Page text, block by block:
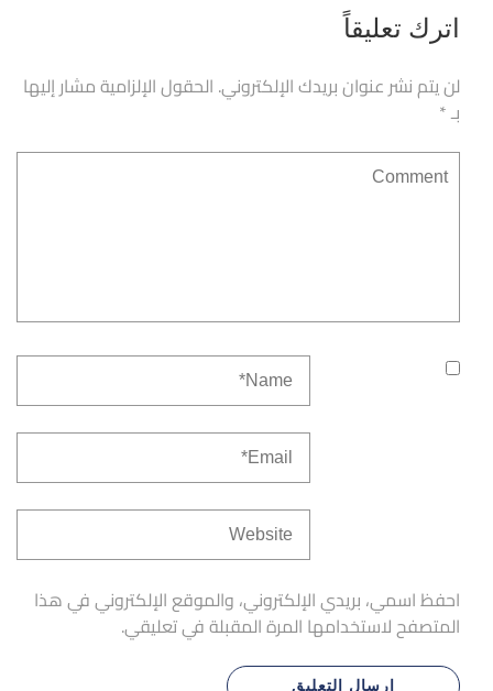
اترك تعليقاً
لن يتم نشر عنوان بريدك الإلكتروني. الحقول الإلزامية مشار إليها
بـ*
احفظ اسمي، بريدي الإلكتروني، والموقع الإلكتروني في هذا
المتصفح لاستخدامها المرة المقبلة في تعليقي.